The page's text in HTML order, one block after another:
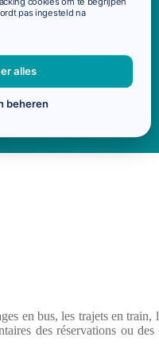
en bus, les trajets en train,
des réservations ou
pas ingesteld na
alles
beheren